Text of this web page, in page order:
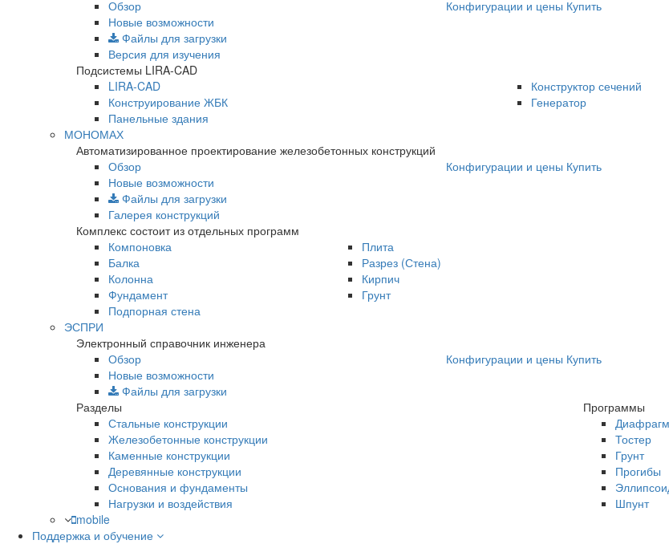
Обзор
Новые возможности
Файлы для загрузки
Версия для изучения
Конфигурации и цены Купить
Подсистемы LIRA-CAD
LIRA-CAD
Конструирование ЖБК
Панельные здания
Конструктор сечений
Генератор
МОНОМАХ
Автоматизированное проектирование железобетонных конструкций
Обзор
Новые возможности
Файлы для загрузки
Галерея конструкций
Конфигурации и цены Купить
Комплекс состоит из отдельных программ
Компоновка
Балка
Колонна
Фундамент
Подпорная стена
Плита
Разрез (Стена)
Кирпич
Грунт
ЭСПРИ
Электронный справочник инженера
Обзор
Новые возможности
Файлы для загрузки
Конфигурации и цены Купить
Разделы
Программы
Стальные конструкции
Железобетонные конструкции
Каменные конструкции
Деревянные конструкции
Основания и фундаменты
Нагрузки и воздействия
Тостер
Грунт
Прогибы
Шпунт
mobile
Поддержка и обучение